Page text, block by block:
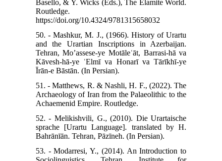
Basello, & Y. Wicks (Eds.), The Elamite World.
Routledge.
https://doi.org/10.4324/9781315658032
50. - Mashkur, M. J., (1966). History of Urartu
and the Urartian Inscriptions in Azerbaijan.
Tehran, Mo’assese‑ye Motāleʿāt, Barrasi‑hā va
Kāvesh‑hā‑ye ʿElmī va Honarī va Tārīkhī‑ye
Īrān‑e Bāstān. (In Persian).
51. - Matthews, R. & Nashli, H. F., (2022). The
Archaeology of Iran from the Palaeolithic to the
Achaemenid Empire. Routledge.
52. - Melikishvili, G., (2010). Die Urartaische
sprache [Urartu Language]. translated by H.
Bahrānīān. Tehran, Pāzīneh. (In Persian).
53. - Modarresi, Y., (2014). An Introduction to